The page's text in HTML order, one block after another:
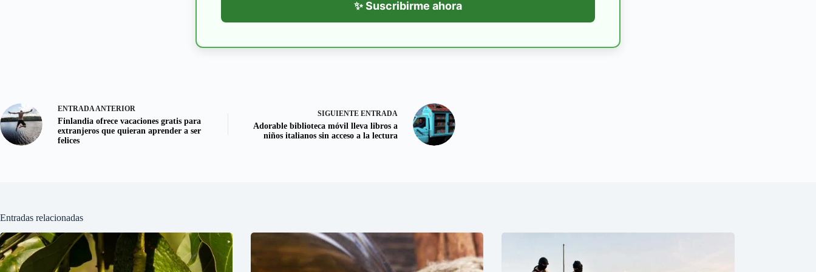
✨ Suscribirme ahora
ENTRADAANTERIOR
Finlandia ofrece vacaciones gratis para
extranjeros que quieran aprender a ser
felices
SIGUIENTE ENTRADA
Adorable biblioteca móvil lleva libros a
niños italianos sin acceso a la lectura
Entradas relacionadas